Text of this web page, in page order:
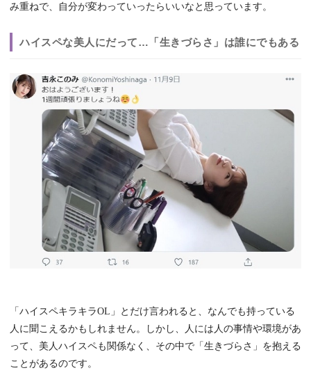
み重ねで、自分が変わっていったらいいなと思っています。
ハイスペな美人にだって…「生きづらさ」は誰にでもある
「ハイスペキラキラOL」とだけ言われると、なんでも持っている
人に聞こえるかもしれません。しかし、人には人の事情や環境があ
って、美人ハイスペも関係なく、その中で「生きづらさ」を抱える
ことがあるのです。